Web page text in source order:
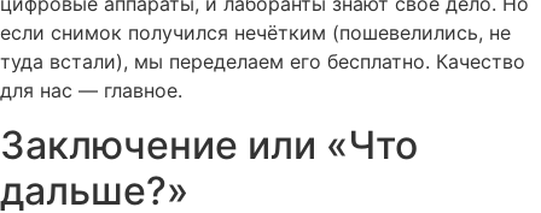
если снимок получился нечётким (пошевелились, не
туда встали), мы переделаем его бесплатно. Качество
для нас — главное.
Заключение или «Что
дальше?»